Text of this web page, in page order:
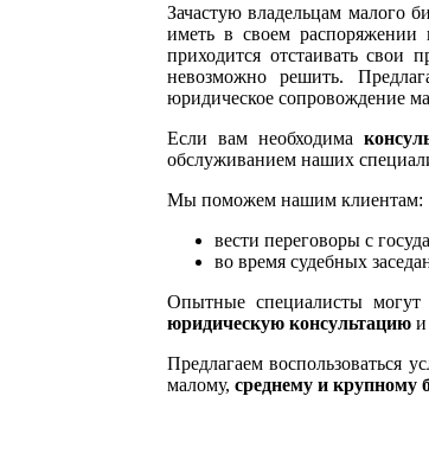
Зачастую владельцам малого
иметь в своем распоряжении
приходится отстаивать свои
невозможно решить.
юридическое сопровождение
Если вам необходима
обслуживанием наших
Мы поможем нашим клиентам:
вести переговоры с
во время судебных
Опытные специалисты
юридическую консультацию и
Предлагаем воспользоваться
малому, среднему и крупному